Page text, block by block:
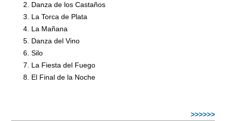
Danza de los Castaños
La Torca de Plata
La Mañana
Danza del Vino
Silo
La Fiesta del Fuego
El Final de la Noche
>>>>>>